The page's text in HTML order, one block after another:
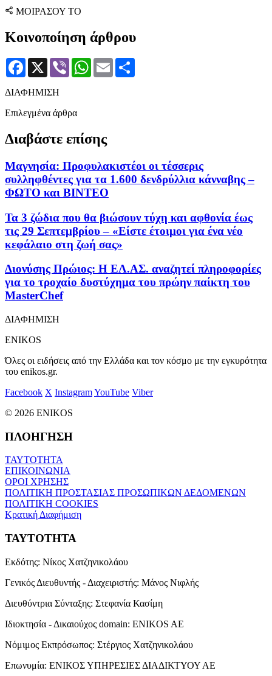
ΜΟΙΡΑΣΟΥ ΤΟ
Κοινοποίηση άρθρου
Facebook
X Viber WhatsApp
Email
ΔΙΑΦΗΜΙΣΗ
Επιλεγμένα άρθρα
Διαβάστε επίσης
Μαγνησία: Προφυλακιστέοι οι τέσσερις
συλληφθέντες για τα 1.600 δενδρύλλια κάνναβης –
ΦΩΤΟ και ΒΙΝΤΕΟ
Τα 3 ζώδια που θα βιώσουν τύχη και αφθονία έως
τις 29 Σεπτεμβρίου – «Είστε έτοιμοι για ένα νέο
κεφάλαιο στη ζωή σας»
Διονύσης Πρώιος: Η ΕΛ.ΑΣ. αναζητεί πληροφορίες
για το τροχαίο δυστύχημα του πρώην παίκτη του
MasterChef
ΔΙΑΦΗΜΙΣΗ
ENIKOS
Όλες οι ειδήσεις από την Ελλάδα και τον κόσμο με την εγκυρότητα
του enikos.gr.
Facebook X InstagramYouTube Viber
© 2026 ENIKOS
ΠΛΟΗΓΗΣΗ
ΤΑΥΤΟΤΗΤΑ
ΕΠΙΚΟΙΝΩΝΙΑ
ΟΡΟΙ ΧΡΗΣΗΣ
ΠΟΛΙΤΙΚΗ ΠΡΟΣΤΑΣΙΑΣ ΠΡΟΣΩΠΙΚΩΝ ΔΕΔΟΜΕΝΩΝ
ΠΟΛΙΤΙΚΗ COOKIES
Κρατική Διαφήμιση
ΤΑΥΤΟΤΗΤΑ
Εκδότης: Νίκος Χατζηνικολάου
Γενικός Διευθυντής - Διαχειριστής: Μάνος Νιφλής
Διευθύντρια Σύνταξης: Στεφανία Κασίμη
Ιδιοκτησία - Δικαιούχος domain: ENIKOS AE
Νόμιμος Εκπρόσωπος: Στέργιος Χατζηνικολάου
Επωνυμία: ΕΝΙΚΟΣ ΥΠΗΡΕΣΙΕΣ ΔΙΑΔΙΚΤΥΟΥ ΑΕ